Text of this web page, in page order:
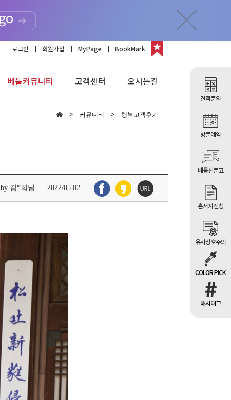
로그인 회원가입 MyPage BookMark
베틀커뮤니티 고객센터 오시는길
견적문의
방문예약
베틀신문고
혼서지신청
유사상호주의
COLOR PICK
해시태그
커뮤니티 행복고객후기
by 김*희님 2022/05.02